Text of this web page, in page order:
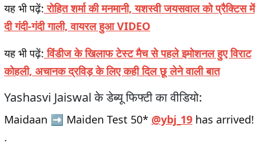
यह भी पढ़ें: रोहित शर्मा की मनमानी, यशस्वी जयसवाल को प्रैक्टिस में
दी गंदी-गंदी गाली, वायरल हुआ VIDEO
यह भी पढ़ें: विंडीज के खिलाफ टेस्ट मैच से पहले इमोशनल हुए विराट
कोहली, अचानक द्रविड़ के लिए कही दिल छू लेने वाली बात
Yashasvi Jaiswal के डेब्यू फिफ्टी का वीडियो:
Maidaan ➡️ Maiden Test 50* @ybj_19 has arrived!
.